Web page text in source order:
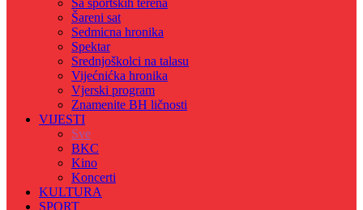
Sa sportskih terena
Šareni sat
Sedmicna hronika
Spektar
Srednjoškolci na talasu
Vijećnićka hronika
Vjerski program
Znamenite BH ličnosti
VIJESTI
Sve
BKC
Kino
Koncerti
KULTURA
SPORT